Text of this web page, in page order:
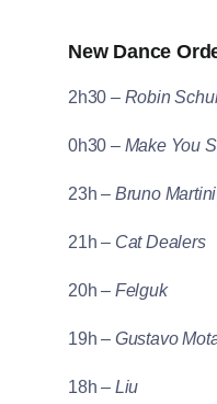
New Dance
2h30 – Robin
0h30 – Make You
23h – Bruno
21h – Cat Dealers
20h – Felguk
19h – Gustavo
18h – Liu